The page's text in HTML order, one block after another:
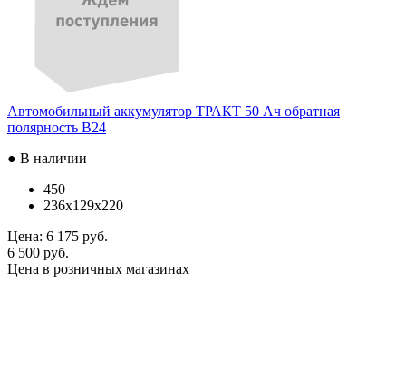
Автомобильный аккумулятор ТРАКТ 50 Ач обратная
полярность B24
● В наличии
450
236x129x220
Цена: 6 175 руб.
6 500 руб.
Цена в розничных магазинах